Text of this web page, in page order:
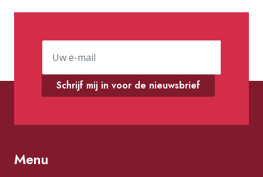
Schrijf mij in voor de nieuwsbrief
Menu